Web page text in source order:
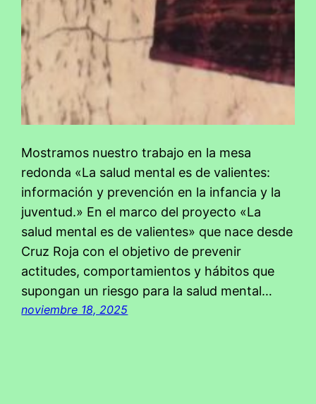
Mostramos nuestro trabajo en la mesa
redonda «La salud mental es de valientes:
información y prevención en la infancia y la
juventud.» En el marco del proyecto «La
salud mental es de valientes» que nace desde
Cruz Roja con el objetivo de prevenir
actitudes, comportamientos y hábitos que
supongan un riesgo para la salud mental…
noviembre 18, 2025